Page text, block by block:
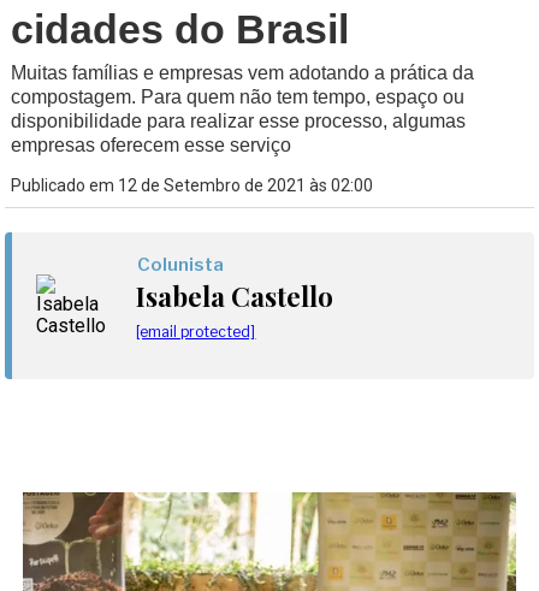
cidades do Brasil
Muitas famílias e empresas vem adotando a prática da
compostagem. Para quem não tem tempo, espaço ou
disponibilidade para realizar esse processo, algumas
empresas oferecem esse serviço
Publicado em 12 de Setembro de 2021 às 02:00
Colunista
Isabela Castello
[email protected]